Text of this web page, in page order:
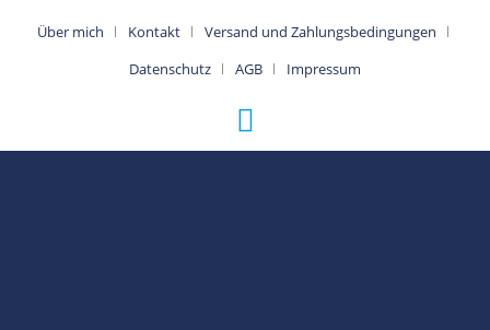
Über mich Kontakt
Versand und Zahlungsbedingungen
Datenschutz
AGB Impressum